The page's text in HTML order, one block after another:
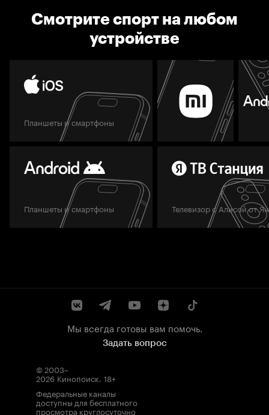
Смотрите спорт на любом
устройстве
Планшеты и смартфоны
Планшеты и смартфоны Телевизор с Алисой от
Мы всегда готовы вам помочь.
Задать вопрос
© 2003–
2026 Кинопоиск. 18+
Федеральные каналы
доступны для бесплатного
просмотра круглосуточно